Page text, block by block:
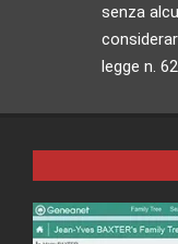
senza
legge n.